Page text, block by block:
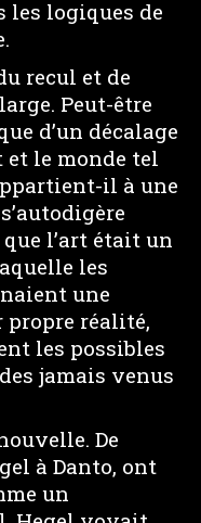
logiques de
recul et de
Peut-être
d’un décalage
et le monde tel
il à une
l’art était un
les
une
réalité,
les possibles
jamais venus
De
à Danto, ont
un